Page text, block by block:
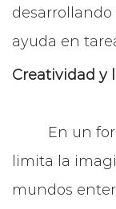
ayuda en
En un
limita la
mundos